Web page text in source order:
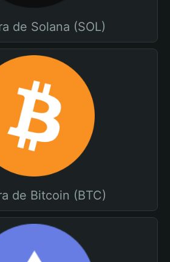
de Solana (SOL)
de Bitcoin (BTC)